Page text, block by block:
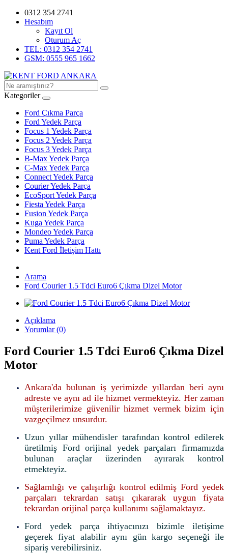
0312 354 2741
Hesabım
Kayıt Ol
Oturum Aç
TEL: 0312 354 2741
GSM: 0555 965 1662
Kategoriler
Ford Çıkma Parça
Ford Yedek Parça
Focus 1 Yedek Parça
Focus 2 Yedek Parça
Focus 3 Yedek Parça
B-Max Yedek Parça
C-Max Yedek Parça
Connect Yedek Parça
Courier Yedek Parça
EcoSport Yedek Parça
Fiesta Yedek Parça
Fusion Yedek Parça
Kuga Yedek Parça
Mondeo Yedek Parça
Puma Yedek Parça
Kent Ford İletişim Hattı
Arama
Ford Courier 1.5 Tdci Euro6 Çıkma Dizel Motor
Açıklama
Yorumlar (0)
Ford Courier 1.5 Tdci Euro6 Çıkma Dizel
Motor
Ankara'da bulunan iş yerimizde yıllardan beri aynı
adreste ve aynı ad ile hizmet vermekteyiz. Her zaman
müşterilerimize güvenilir hizmet vermek bizim için
vazgeçilmez unsurdur.
Uzun yıllar mühendisler tarafından kontrol edilerek
üretilmiş Ford orijinal yedek parçaları firmamızda
bulunan araçlar üzerinden ayırarak kontrol
etmekteyiz.
Sağlamlığı ve çalışırlığı kontrol edilmiş Ford yedek
parçaları tekrardan satışı çıkararak uygun fiyata
tekrardan orijinal parça kullanımı sağlamaktayız.
Ford yedek parça ihtiyacınızı bizimle iletişime
geçerek fiyat alabilir aynı gün kargo seçeneği ile
sipariş verebilirsiniz.